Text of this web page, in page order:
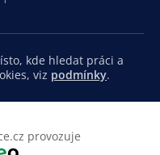
kde hledat práci a
viz podmínky.
provozuje